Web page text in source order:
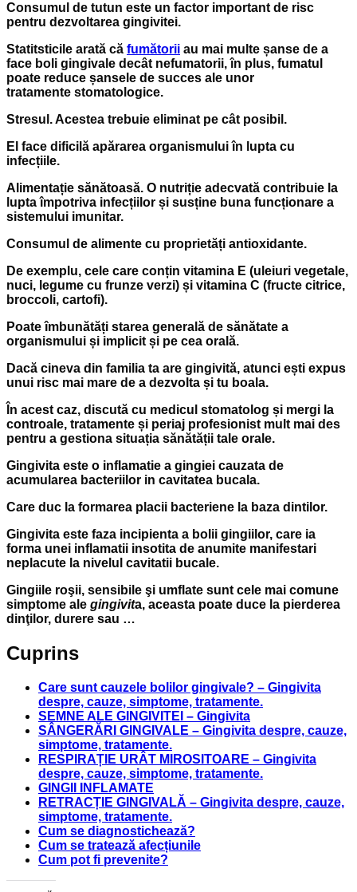
Consumul de tutun este un factor important de risc
pentru dezvoltarea gingivitei.
Statitsticile arată că fumătorii au mai multe șanse de a
face boli gingivale decât nefumatorii, în plus, fumatul
poate reduce șansele de succes ale unor
tratamente stomatologice.
Stresul. Acestea trebuie eliminat pe cât posibil.
El face dificilă apărarea organismului în lupta cu
infecțiile.
Alimentație sănătoasă. O nutriție adecvată contribuie la
lupta împotriva infecțiilor și susține buna funcționare a
sistemului imunitar.
Consumul de alimente cu proprietăți antioxidante.
De exemplu, cele care conțin vitamina E (uleiuri vegetale,
nuci, legume cu frunze verzi) și vitamina C (fructe citrice,
broccoli, cartofi).
Poate îmbunătăți starea generală de sănătate a
organismului și implicit și pe cea orală.
Dacă cineva din familia ta are gingivită, atunci ești expus
unui risc mai mare de a dezvolta și tu boala.
În acest caz, discută cu medicul stomatolog și mergi la
controale, tratamente și periaj profesionist mult mai des
pentru a gestiona situația sănătății tale orale.
Gingivita este o inflamatie a gingiei cauzata de
acumularea bacteriilor in cavitatea bucala.
Care duc la formarea placii bacteriene la baza dintilor.
Gingivita este faza incipienta a bolii gingiilor, care ia
forma unei inflamatii insotita de anumite manifestari
neplacute la nivelul cavitatii bucale.
Gingiile roşii, sensibile şi umflate sunt cele mai comune
simptome ale gingivita, aceasta poate duce la pierderea
dinţilor, durere sau …
Cuprins
Care sunt cauzele bolilor gingivale? – Gingivita
despre, cauze, simptome, tratamente.
SEMNE ALE GINGIVITEI – Gingivita
SÂNGERĂRI GINGIVALE – Gingivita despre, cauze,
simptome, tratamente.
RESPIRAȚIE URÂT MIROSITOARE – Gingivita
despre, cauze, simptome, tratamente.
GINGII INFLAMATE
RETRACȚIE GINGIVALĂ – Gingivita despre, cauze,
simptome, tratamente.
Cum se diagnostichează?
Cum se tratează afecțiunile
Cum pot fi prevenite?